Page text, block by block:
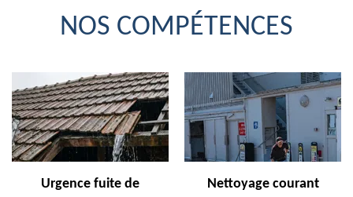
NOS COMPÉTENCES
Urgence fuite de
Nettoyage courant